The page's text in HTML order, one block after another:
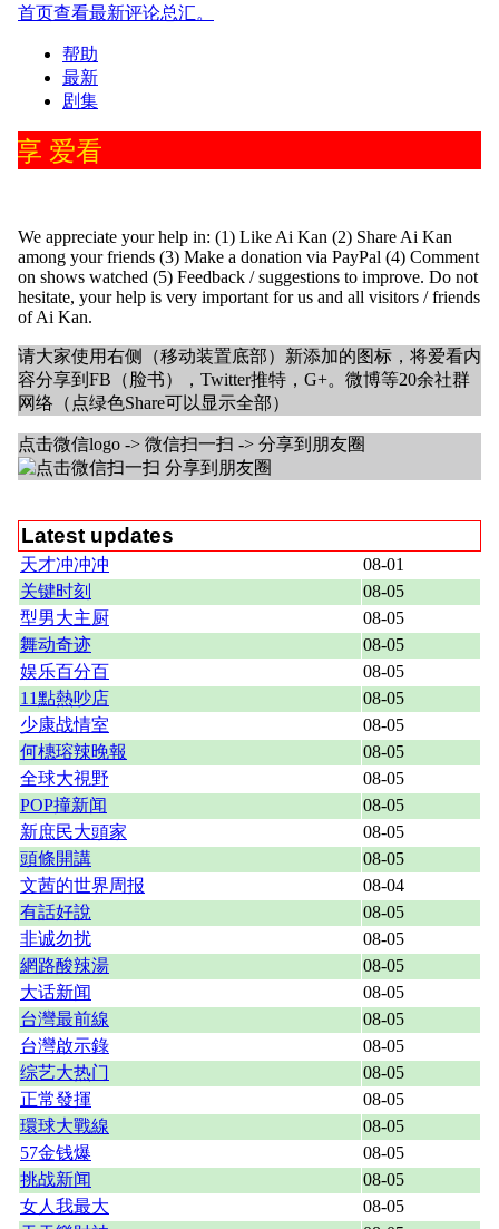
首页查看最新评论总汇。
帮助
最新
剧集
分享 爱看
We appreciate your help in: (1) Like Ai Kan (2) Share Ai Kan
among your friends (3) Make a donation via PayPal (4) Comment
on shows watched (5) Feedback / suggestions to improve. Do not
hesitate, your help is very important for us and all visitors / friends
of Ai Kan.
请大家使用右侧（移动装置底部）新添加的图标，将爱看内
容分享到FB（脸书），Twitter推特，G+。微博等20余社群
网络（点绿色Share可以显示全部）
点击微信logo -> 微信扫一扫 -> 分享到朋友圈
Latest updates
天才冲冲冲
08-01
关键时刻
08-05
型男大主厨
08-05
舞动奇迹
08-05
娱乐百分百
08-05
11點熱吵店
08-05
少康战情室
08-05
何橞瑢辣晚報
08-05
全球大視野
08-05
POP撞新闻
08-05
新庶民大頭家
08-05
頭條開講
08-05
文茜的世界周报
08-04
有話好說
08-05
非诚勿扰
08-05
網路酸辣湯
08-05
大话新闻
08-05
台灣最前線
08-05
台灣啟示錄
08-05
综艺大热门
08-05
正常發揮
08-05
環球大戰線
08-05
57金钱爆
08-05
挑战新闻
08-05
女人我最大
08-05